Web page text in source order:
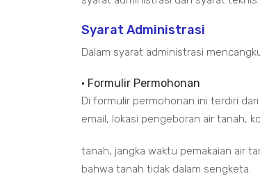
Syarat Administrasi
Dalam syarat administrasi
• Formulir Permohonan
Di formulir permohonan ini terdiri
email, lokasi pengeboran air tanah,
tanah, jangka waktu pemakaian air
bahwa tanah tidak dalam sengketa.